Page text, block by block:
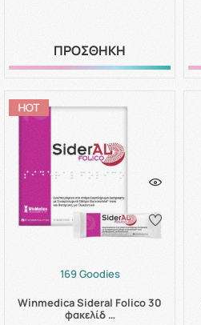
ΠΡΟΣΘΗΚΗ
169 Goodies
Winmedica Sideral Folico 30
φακελίδ …